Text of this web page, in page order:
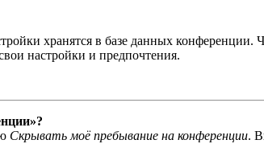
хранятся в базе данных
настройки и предпочтения.
Скрывать моё пребывание на конференции.